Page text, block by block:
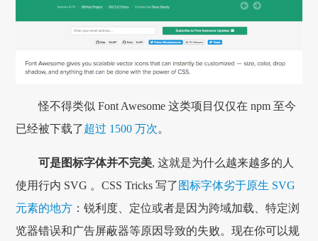
怪不得类似 Font Awesome 这类项目仅仅在 npm 至今
已经被下载了超过 1500 万次。
可是图标字体并不完美, 这就是为什么越来越多的人
使用行内 SVG 。CSS Tricks 写了 图标字体劣于原生 SVG
元素的地方 ：锐利度、定位或者是因为跨域加载、特定浏
览器错误和广告屏蔽器等原因导致的失败。现在你可以规